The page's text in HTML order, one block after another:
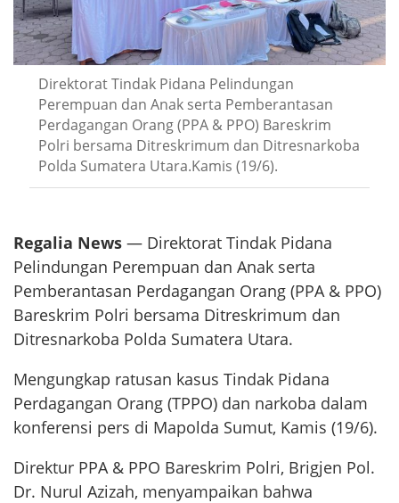
Direktorat Tindak Pidana Pelindungan
Perempuan dan Anak serta Pemberantasan
Perdagangan Orang (PPA & PPO) Bareskrim
Polri bersama Ditreskrimum dan Ditresnarkoba
Polda Sumatera Utara.Kamis (19/6).
Regalia News — Direktorat Tindak Pidana
Pelindungan Perempuan dan Anak serta
Pemberantasan Perdagangan Orang (PPA & PPO)
Bareskrim Polri bersama Ditreskrimum dan
Ditresnarkoba Polda Sumatera Utara.
Mengungkap ratusan kasus Tindak Pidana
Perdagangan Orang (TPPO) dan narkoba dalam
konferensi pers di Mapolda Sumut, Kamis (19/6).
Direktur PPA & PPO Bareskrim Polri, Brigjen Pol.
Dr. Nurul Azizah, menyampaikan bahwa